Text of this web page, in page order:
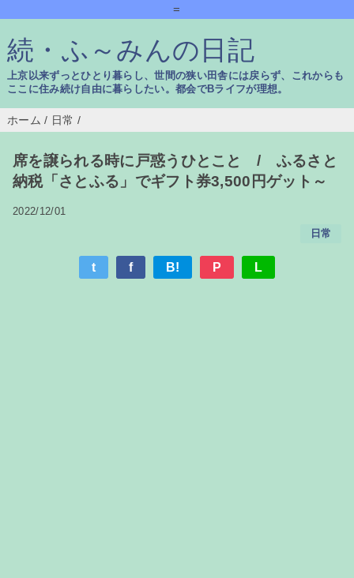
=
続・ふ～みんの日記
上京以来ずっとひとり暮らし、世間の狭い田舎には戻らず、これからも
ここに住み続け自由に暮らしたい。都会でBライフが理想。
ホーム / 日常 /
席を譲られる時に戸惑うひとこと / ふるさと
納税「さとふる」でギフト券3,500円ゲット～
2022/12/01
日常
t f B! P L